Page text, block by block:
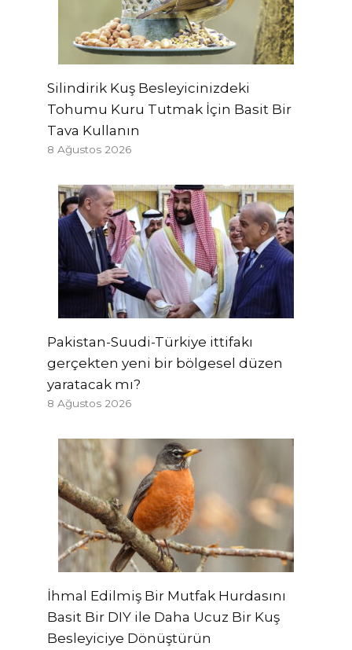
Silindirik Kuş Besleyicinizdeki
Tohumu Kuru Tutmak İçin Basit Bir
Tava Kullanın
8 Ağustos 2026
Pakistan-Suudi-Türkiye ittifakı
gerçekten yeni bir bölgesel düzen
yaratacak mı?
8 Ağustos 2026
İhmal Edilmiş Bir Mutfak Hurdasını
Basit Bir DIY ile Daha Ucuz Bir Kuş
Besleyiciye Dönüştürün